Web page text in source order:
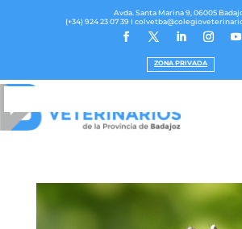
Avda. Santa Marina 9, 06005
(+34) 924 23 07 39 I
ZONA PRIVADA